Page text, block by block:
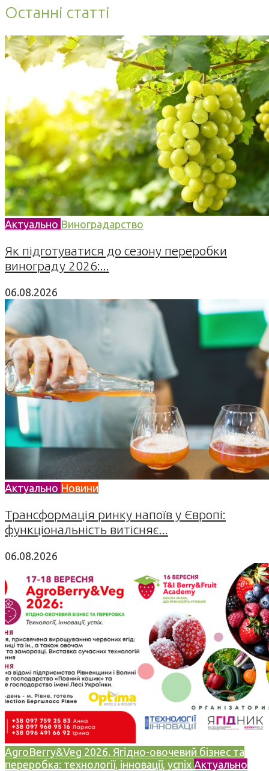
Останні статті
Актуально Виноградарство
Як підготуватися до сезону переробки
винограду 2026:...
06.08.2026
Актуально Новини
Трансформація ринку напоїв у Європі:
функціональність витісняє...
06.08.2026
AgroBerry&Veg 2026. Ягідно-овочевий бізнес та
переробка: технології, інновації, успіх Актуально